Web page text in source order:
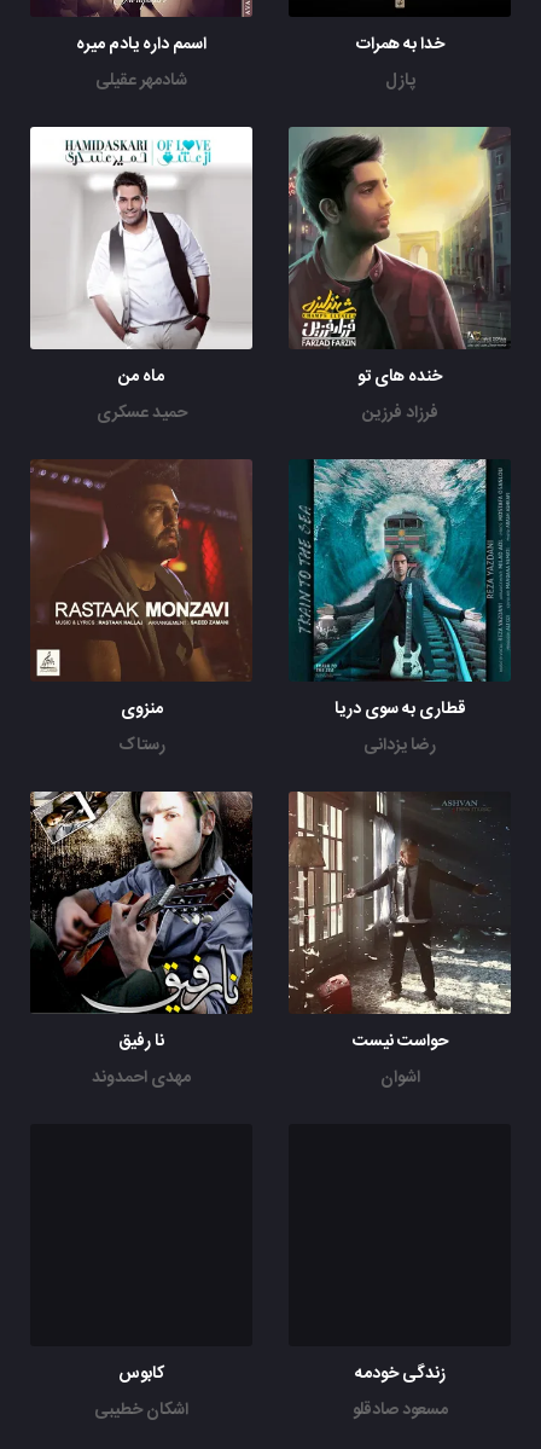
خدا به همرات
پازل
اسمم داره یادم میره
شادمهر عقیلی
خنده های تو
فرزاد فرزین
ماه من
حمید عسکری
قطاری به سوی دریا
رضا یزدانی
منزوی
رستاک
حواست نیست
اشوان
نا رفیق
مهدی احمدوند
زندگی خودمه
مسعود صادقلو
کابوس
اشکان خطیبی